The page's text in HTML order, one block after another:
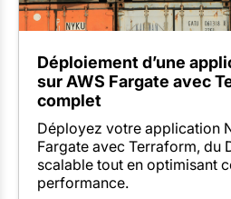
Déploiement d’une
sur AWS Fargate avec
complet
Déployez votre application
Fargate avec Terraform, du
scalable tout en optimisant
performance.